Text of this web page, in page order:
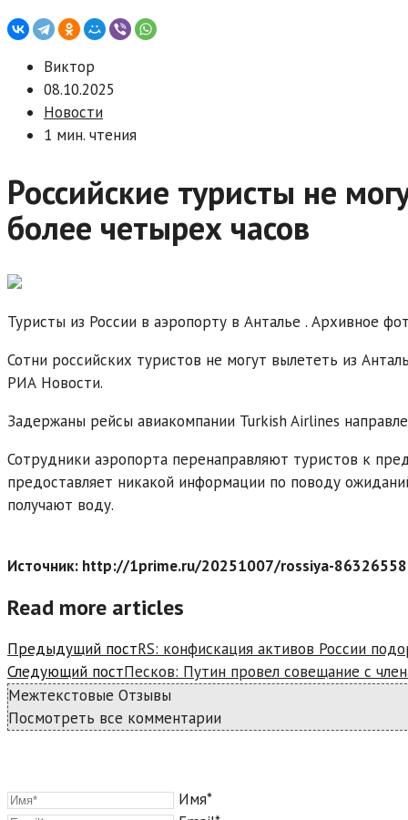
Виктор
08.10.2025
Новости
1 мин. чтения
Российские туристы не
более четырех часов
Туристы из России в аэропорту в Анталье . Архивное
Сотни российских туристов не могут вылететь из
РИА Новости.
Задержаны рейсы авиакомпании Turkish Airlines
Сотрудники аэропорта перенаправляют туристов к
предоставляет никакой информации по поводу
получают воду.
Источник: http://1prime.ru/20251007/rossiya-
Read more articles
Предыдущий постRS: конфискация активов России
Следующий постПесков: Путин провел совещание с
Межтекстовые Отзывы
Посмотреть все комментарии
Имя*